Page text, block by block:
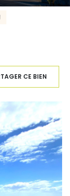
CE BIEN